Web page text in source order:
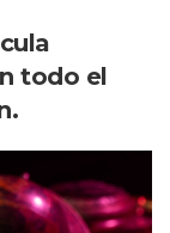
todo el